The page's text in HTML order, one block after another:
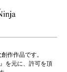
作作品です。
を元に、許可を頂